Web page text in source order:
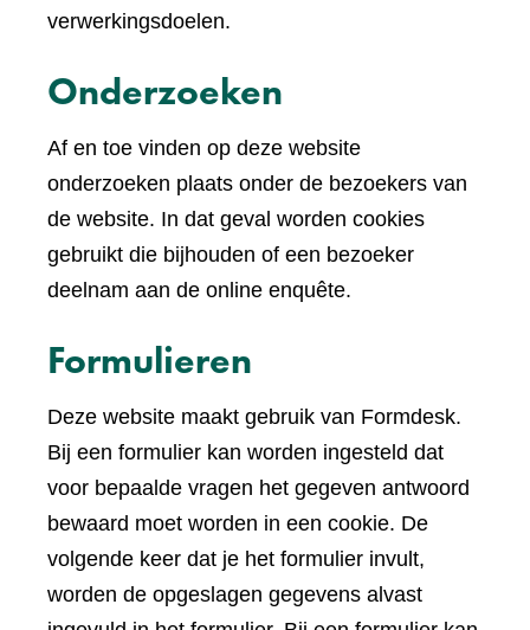
verwerkingsdoelen.
Onderzoeken
Af en toe vinden op deze website
onderzoeken plaats onder de bezoekers van
de website. In dat geval worden cookies
gebruikt die bijhouden of een bezoeker
deelnam aan de online enquête.
Formulieren
Deze website maakt gebruik van Formdesk.
Bij een formulier kan worden ingesteld dat
voor bepaalde vragen het gegeven antwoord
bewaard moet worden in een cookie. De
volgende keer dat je het formulier invult,
worden de opgeslagen gegevens alvast